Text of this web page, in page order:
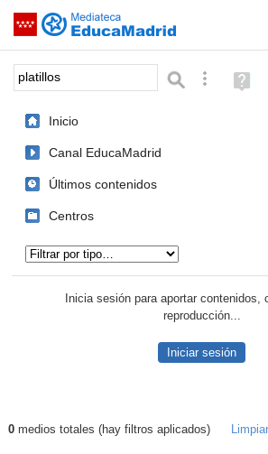
Saltar navegación
Palabra o frase: BúsquedaAyuda
(en
Inicio
Canal EducaMadrid
Últimos contenidos
Centros
Inicia sesión para aportar contenidos,
reproducción...
Iniciar sesión
Resultados de: platillos
0medios totales (hay filtros aplicados)